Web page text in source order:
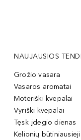
NAUJAUSIOS
Grožio vasara
Vasaros aromatai
Moteriški kvepalai
Vyriški kvepalai
Tęsk įdegio dienas
Kelionių būtiniausieji